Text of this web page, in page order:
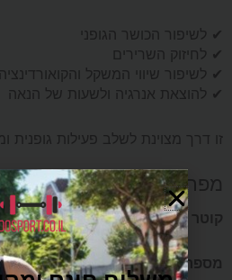
✔ לשיפור הכושר הגופני
✔ לחיזוק השרירים
✔ לשיפור שיווי המשקל והקואורדינציה
✔ להוצאת אנרגיה ולשעות של הנאה
זו דרך מצוינת לשלב פעילות
מפרט טכני
קוטר הטרמפולינה:4.2 מטר (14 פיט)
מספר קפיצים:80